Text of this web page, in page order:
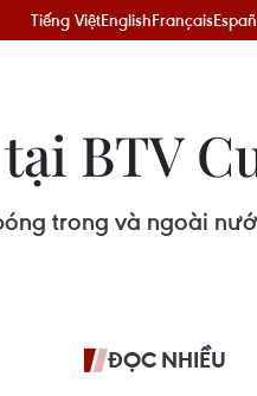
Tiếng ViệtEnglishFrançais
BTV
trong và ngoài
ĐỌC NHIỀU